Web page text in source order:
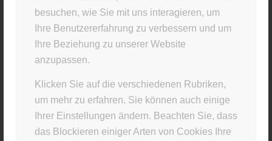
besuchen, wie Sie mit uns interagieren, um
Ihre Benutzererfahrung zu verbessern und um
Ihre Beziehung zu unserer Website
anzupassen.
Klicken Sie auf die verschiedenen Rubriken,
um mehr zu erfahren. Sie können auch einige
Ihrer Einstellungen ändern. Beachten Sie, dass
das Blockieren einiger Arten von Cookies Ihre
Hinterlasse einen Kommentar
An der Diskussion beteiligen?
Hinterlasse uns deinen Kommentar!
Du musstangemeldetsein, um einen Kommentar
abzugeben.